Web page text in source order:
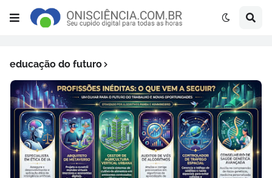
educação do futuro